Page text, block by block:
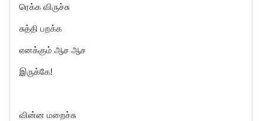
ரெக்க விருச்சு
சுத்தி பறக்க
எனக்கும் ஆச ஆச
இருக்கே!
வின்ன மறைச்சு